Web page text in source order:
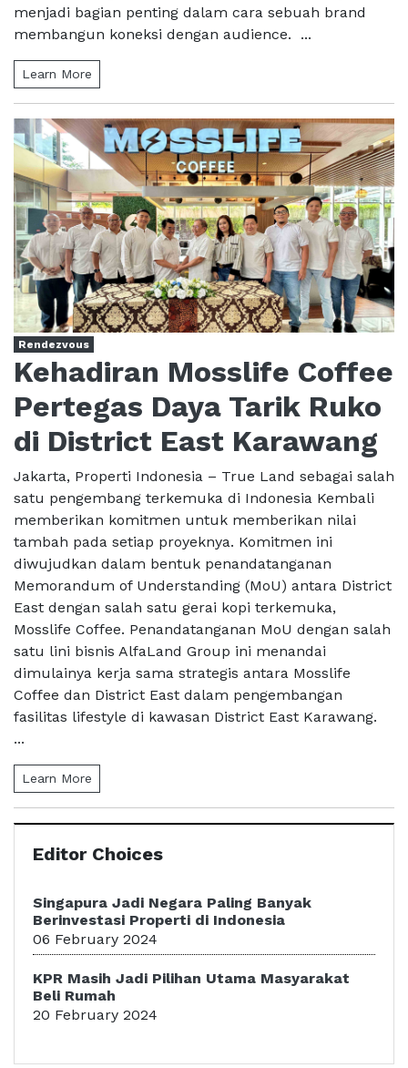
menjadi bagian penting dalam cara sebuah brand
membangun koneksi dengan audience. ...
Learn More
Rendezvous
Kehadiran Mosslife Coffee
Pertegas Daya Tarik Ruko
di District East Karawang
Jakarta, Properti Indonesia – True Land sebagai salah
satu pengembang terkemuka di Indonesia Kembali
memberikan komitmen untuk memberikan nilai
tambah pada setiap proyeknya. Komitmen ini
diwujudkan dalam bentuk penandatanganan
Memorandum of Understanding (MoU) antara District
East dengan salah satu gerai kopi terkemuka,
Mosslife Coffee. Penandatanganan MoU dengan salah
satu lini bisnis AlfaLand Group ini menandai
dimulainya kerja sama strategis antara Mosslife
Coffee dan District East dalam pengembangan
fasilitas lifestyle di kawasan District East Karawang.
...
Learn More
Editor Choices
Singapura Jadi Negara Paling Banyak
Berinvestasi Properti di Indonesia
06 February 2024
KPR Masih Jadi Pilihan Utama Masyarakat
Beli Rumah
20 February 2024